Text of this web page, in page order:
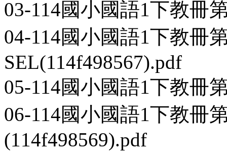
03-114國小國語1下教冊
04-114國小國語1下教冊
SEL(114f498567).pdf
05-114國小國語1下教冊
06-114國小國語1下教冊
(114f498569).pdf